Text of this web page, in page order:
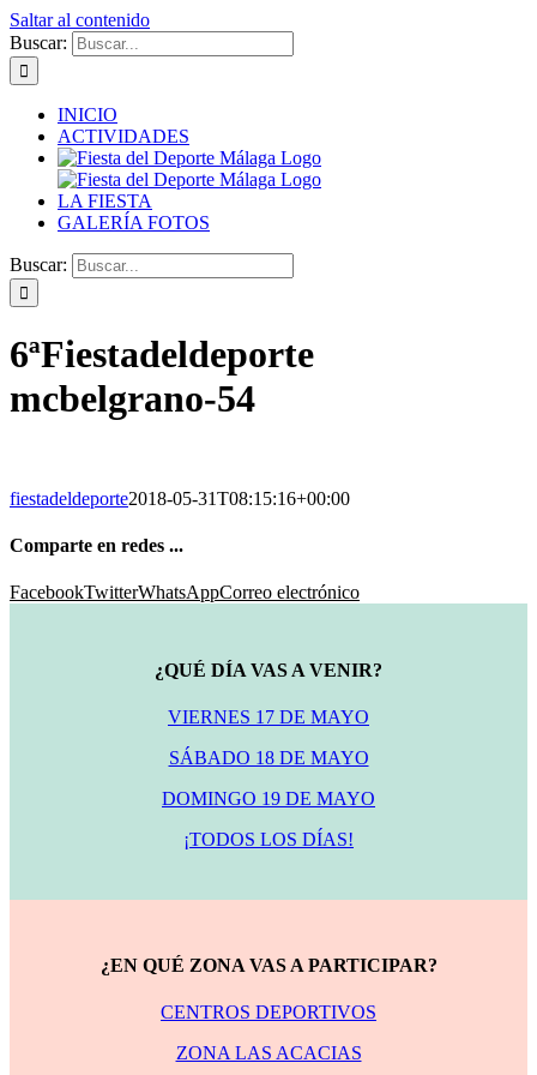
Saltar al contenido
Buscar:
INICIO
ACTIVIDADES
LA FIESTA
GALERÍA FOTOS
Buscar:
6ªFiestadeldeporte
mcbelgrano-54
fiestadeldeporte2018-05-31T08:15:16+00:00
Comparte en redes ...
FacebookTwitterWhatsAppCorreo electrónico
¿QUÉ DÍA VAS A VENIR?
VIERNES 17 DE MAYO
SÁBADO 18 DE MAYO
DOMINGO 19 DE MAYO
¡TODOS LOS DÍAS!
¿EN QUÉ ZONA VAS A PARTICIPAR?
CENTROS DEPORTIVOS
ZONA LAS ACACIAS